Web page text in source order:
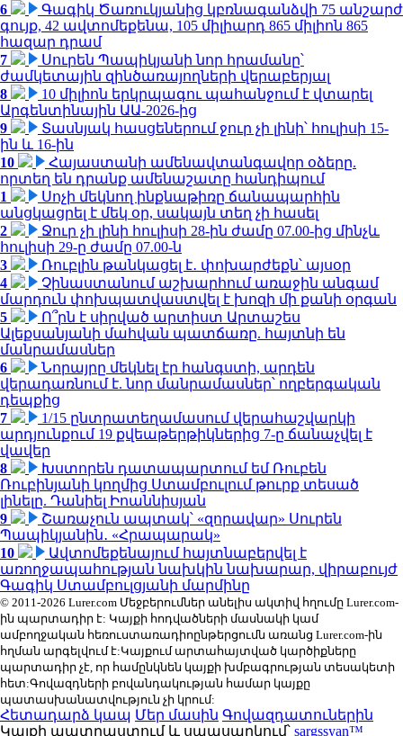
6
Գագիկ Ծառուկյանից կբռնագանձվի 75 անշարժ
գույք, 42 ավտոմեքենա, 105 միլիարդ 865 միլիոն 865
հազար դրամ
7
Սուրեն Պապիկյանի նոր հրամանը՝
ժամկետային զինծառայողների վերաբերյալ
8
10 միլիոն երկրպագու պահանջում է վտարել
Արգենտինային ԱԱ-2026-ից
9
Տասնյակ հասցեներում ջուր չի լինի՝ հուլիսի 15-
ին և 16-ին
10
Հայաստանի ամենավտանգավոր օձերը.
որտեղ են դրանք ամենաշատը հանդիպում
1
Սոչի մեկնող ինքնաթիռը ճանապարհին
անցկացրել է մեկ օր, սակայն տեղ չի հասել
2
Ջուր չի լինի հուլիսի 28-ին ժամը 07.00-ից մինչև
հուլիսի 29-ը ժամը 07.00-ն
3
Ռուբլին թանկացել է․ փոխարժեքն՝ այսօր
4
Չինաստանում աշխարհում առաջին անգամ
մարդուն փոխպատվաստվել է խոզի մի քանի օրգան
5
Ո՞րն է սիրված արտիստ Արտաշես
Ալեքսանյանի մահվան պատճառը. հայտնի են
մանրամասներ
6
Նորայրը մեկնել էր հանգստի, արդեն
վերադառնում է. նոր մանրամասներ՝ ողբերգական
դեպքից
7
1/15 ընտրատեղամասում վերահաշվարկի
արդյունքում 19 քվեաթերթիկներից 7-ը ճանաչվել է
վավեր
8
Խստորեն դատապարտում եմ Ռուբեն
Ռուբինյանի կողմից Ստամբուլում թուրք տեսած
լինելը. Դանիել Իոաննիսյան
9
Շառաչուն ապտակ՝ «զորավար» Սուրեն
Պապիկյանին․ «Հրապարակ»
10
Ավտոմեքենայում հայտնաբերվել է
առողջապահության նախկին նախարար, վիրաբույժ
Գագիկ Ստամբուլցյանի մարմինը
© 2011-2026 Lurer.com Մեջբերումներ անելիս ակտիվ հղումը Lurer.com-
ին պարտադիր է: Կայքի հոդվածների մասնակի կամ
ամբողջական հեռուստառադիոընթերցումն առանց Lurer.com-ին
հղման արգելվում է:Կայքում արտահայտված կարծիքները
պարտադիր չէ, որ համընկնեն կայքի խմբագրության տեսակետի
հետ:Գովազդների բովանդակության համար կայքը
պատասխանատվություն չի կրում:
Հետադարձ կապ Մեր մասին Գովազդատուներին
Կայքի պատրաստում և սպասարկում՝ sargssyan™